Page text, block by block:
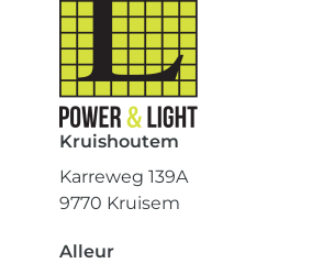
Kruishoutem
Karreweg 139A
9770 Kruisem
Alleur